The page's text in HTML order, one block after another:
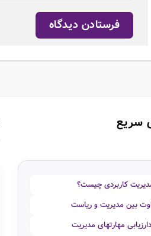
سریع
کاربردی چیست؟
بین مدیریت و ریاست
مهارتهای مدیریت